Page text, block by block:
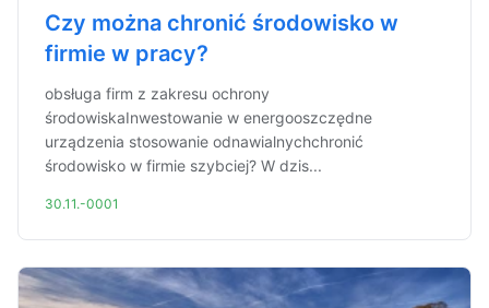
Czy można chronić środowisko w
firmie w pracy?
obsługa firm z zakresu ochrony
środowiskaInwestowanie w energooszczędne
urządzenia stosowanie odnawialnychchronić
środowisko w firmie szybciej? W dzis...
30.11.-0001